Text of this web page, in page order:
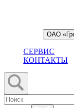
ОАО
СЕРВИС
КОНТАКТЫ